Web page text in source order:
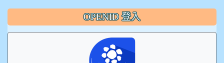
OPENID 登入